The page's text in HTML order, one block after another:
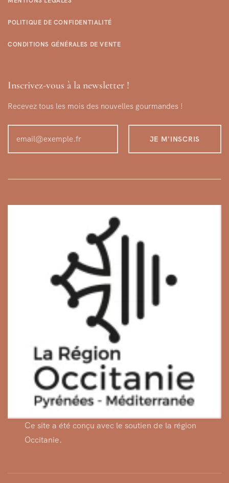
POLITIQUE DE CONFIDENTIALITÉ
CONDITIONS GÉNÉRALES DE VENTE
Inscrivez-vous à la newsletter !
Recevez tous les mois des nouvelles gourmandes !
Ce site a été conçu avec le soutien de la région
Occitanie.